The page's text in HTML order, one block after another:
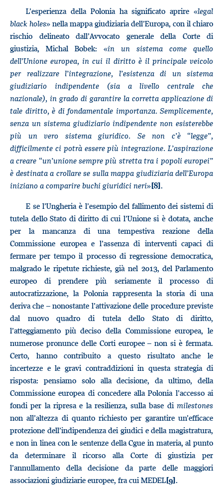
L’esperienza della Polonia ha significato aprire «legal
black holes» nella mappa giudiziaria dell’Europa, con il chiaro
rischio delineato dall’Avvocato generale della Corte di
giustizia, Michal Bobek: «in un sistema come quello
dell’Unione europea, in cui il diritto è il principale veicolo
per realizzare l’integrazione, l’esistenza di un sistema
giudiziario indipendente (sia a livello centrale che
nazionale), in grado di garantire la corretta applicazione di
tale diritto, è di fondamentale importanza. Semplicemente,
senza un sistema giudiziario indipendente non esisterebbe
più un vero sistema giuridico. Se non c’è “legge”,
difficilmente ci potrà essere più integrazione. L’aspirazione
a creare “un’unione sempre più stretta tra i popoli europei”
è destinata a crollare se sulla mappa giudiziaria dell’Europa
iniziano a comparire buchi giuridici neri»[8].
E se l’Ungheria è l’esempio del fallimento dei sistemi di
tutela dello Stato di diritto di cui l’Unione si è dotata, anche
per la mancanza di una tempestiva reazione della
Commissione europea e l’assenza di interventi capaci di
fermare per tempo il processo di regressione democratica,
malgrado le ripetute richieste, già nel 2013, del Parlamento
europeo di prendere più seriamente il processo di
autocratizzazione, la Polonia rappresenta la storia di una
deriva che – nonostante l’attivazione delle procedure previste
dal nuovo quadro di tutela dello Stato di diritto,
l’atteggiamento più deciso della Commissione europea, le
numerose pronunce delle Corti europee – non si è fermata.
Certo, hanno contribuito a questo risultato anche le
incertezze e le gravi contraddizioni in questa strategia di
risposta: pensiamo solo alla decisione, da ultimo, della
Commissione europea di concedere alla Polonia l’accesso ai
fondi per la ripresa e la resilienza, sulla base di milestones
non all’altezza di quanto richiesto per garantire un’efficace
protezione dell’indipendenza dei giudici e della magistratura,
e non in linea con le sentenze della Cgue in materia, al punto
da determinare il ricorso alla Corte di giustizia per
l’annullamento della decisione da parte delle maggiori
associazioni giudiziarie europee, fra cui MEDEL[9].